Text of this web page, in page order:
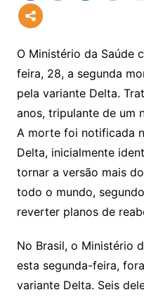
O Ministério da Saúde
feira, 28, a segunda
pela variante Delta.
anos, tripulante de um
A morte foi notificada
Delta, inicialmente
tornar a versão mais
todo o mundo,
reverter planos de
No Brasil, o Ministério
esta segunda-feira,
variante Delta. Seis